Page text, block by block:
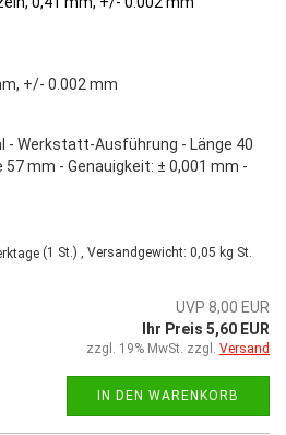
+/- 0.002 mm
- Werkstatt-Ausführung - Länge 40
mm - Genauigkeit: ± 0,001 mm -
(1 St.) , Versandgewicht: 0,05 kg St.
UVP 8,00 EUR
Ihr Preis 5,60 EUR
zzgl. 19% MwSt. zzgl. Versand
IN DEN WARENKORB